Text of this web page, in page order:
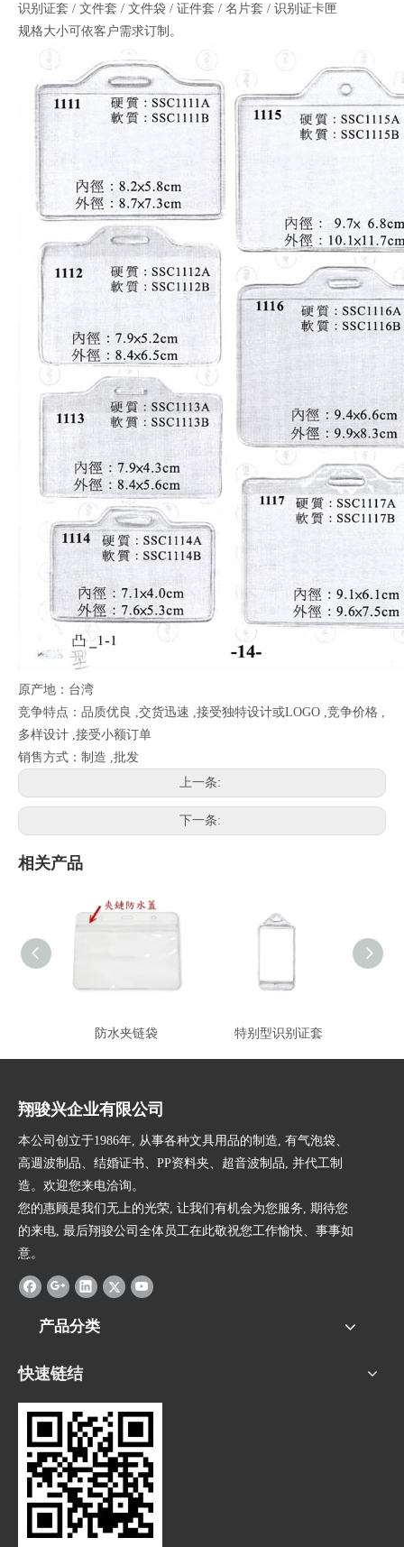
识别证套 / 文件套 / 文件袋 / 证件套 / 名片套 / 识别证卡匣
规格大小可依客户需求订制。
原产地：台湾
竞争特点：品质优良 ,交货迅速 ,接受独特设计或LOGO ,竞争价格 ,
多样设计 ,接受小额订单
销售方式：制造 ,批发
上一条:
下一条:
相关产品
防水夹链袋 特别型识别证套
翔骏兴企业有限公司
本公司创立于1986年, 从事各种文具用品的制造, 有气泡袋、
高週波制品、结婚证书、PP资料夹、超音波制品, 并代工制
造。欢迎您来电洽询。
您的惠顾是我们无上的光荣, 让我们有机会为您服务, 期待您
的来电, 最后翔骏公司全体员工在此敬祝您工作愉快、事事如
意。
产品分类
快速链结